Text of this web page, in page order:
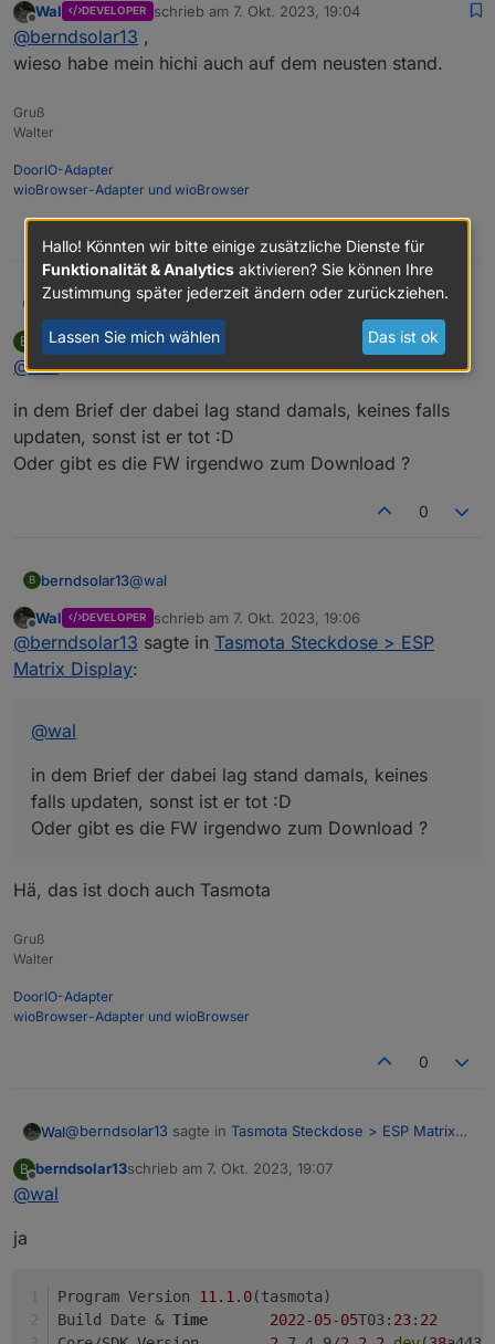
heißt die Software ist zu alt ?
Kann die leider nicht updaten, da müsste ich
wohl Hichi anschreiben
Offline
Wal DEVELOPER schrieb am 7. Okt. 2023, 19:04
zuletzt editiert von
@berndsolar13 ,
wieso habe mein hichi auch auf dem neusten stand.
Gruß
Walter
DoorIO-Adapter
wioBrowser-Adapter und wioBrowser
Wal@berndsolar13,
wieso habe mein hichi auch auf dem neusten stand.
B
Offline
berndsolar13 schrieb am7. Okt. 2023, 19:05
zuletzt editiert von
@wal
in dem Brief der dabei lag stand damals, keines falls
updaten, sonst ist er tot :D
Oder gibt es die FW irgendwo zum Download ?
0
B berndsolar13@wal
in dem Brief der dabei lag stand damals, keines
falls updaten, sonst ist er tot :D
Oder gibt es die FW irgendwo zum Download ?
Offline
Wal DEVELOPER schrieb am 7. Okt. 2023, 19:06
zuletzt editiert von
@berndsolar13 sagte in Tasmota Steckdose > ESP
Matrix Display:
@wal
in dem Brief der dabei lag stand damals, keines
falls updaten, sonst ist er tot :D
Oder gibt es die FW irgendwo zum Download ?
Hä, das ist doch auch Tasmota
Gruß
Walter
DoorIO-Adapter
wioBrowser-Adapter und wioBrowser
0
Wal@berndsolar13 sagte in Tasmota Steckdose > ESP Matrix
B
Offline
berndsolar13schrieb am 7. Okt. 2023, 19:07
zuletzt editiert von
@wal
ja
11.1 . 0(tasmota)
Build Date & Time 2022-05-05T03: 23: 22
Hallo! Könnten wir bitte einige zusätzliche Dienste für
Funktionalität & Analytics aktivieren? Sie können Ihre
Zustimmung später jederzeit ändern oder zurückziehen.
Lassen Sie mich wählen Das ist ok